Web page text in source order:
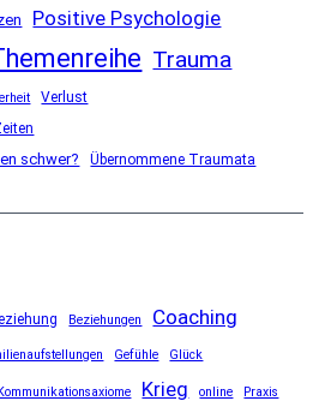
Positive Psychologie
Trauma
Verlust
schwer? Übernommene Traumata
Beziehungen Coaching
Gefühle Glück
Kommunikationsaxiome Krieg online Praxis